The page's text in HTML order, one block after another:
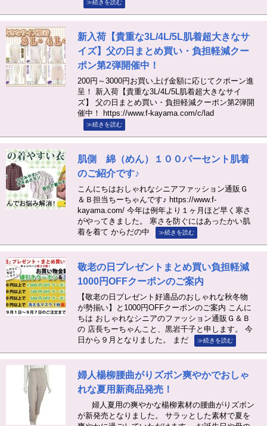
≫続きを読む
新入荷【貴重な3L/4L/5L肌着超大きなサ
イズ】父の日まとめ買い・負担軽減クー
ポン第2弾開催中！
200円～3000円お買い上げ金額に応じてクポーン進
呈！ 新入荷【貴重な3L/4L/5L肌着超大きなサイ
ズ】 父の日まとめ買い・負担軽減クーポン第2弾開
催中！ https://www.f-kayama.com/c/lad
≫続きを読む
肌側 綿（めん）１００パーセント肌着
のご紹介です♪
こんにちはおしゃれなシニアファッション通販Ｇ
＆Ｂ担当ちーちゃんです♪ https://www.f-
kayama.com/ 今年は例年より１ヶ月ほど早く寒さ
がやってきました。 寒さを防ぐにはあったかい肌
着を着て からだの中
≫続きを読む
敬老の日プレゼントまとめ買い負担軽減
1000円OFFクーポンのご案内
【敬老の日プレゼント好適品のおしゃれな秋冬物
が勢揃い】と1000円OFFクーポンのご案内 こんに
ちは おしゃれなシニアのファッション通販Ｇ＆Ｂ
の 店長ちーちゃんこと、黒岩千子と申します。 今
日から９月となりました。 まだ
≫続きを読む
婦人楊柳腰曲がりズボン爽やかでおしゃ
れな夏用新商品発売！
婦人夏用の爽やかな楊柳素材の腰曲がりズボン
が新発売となりました。 サラッとした素材で夏を